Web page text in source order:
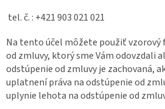
tel. č. : +421 903 021 021
Na tento účel môžete použiť vzorový
od zmluvy, ktorý sme Vám odovzdali
odstúpenie od zmluvy je zachovaná,
uplatnení práva na odstúpenie od
uplynie lehota na odstúpenie od